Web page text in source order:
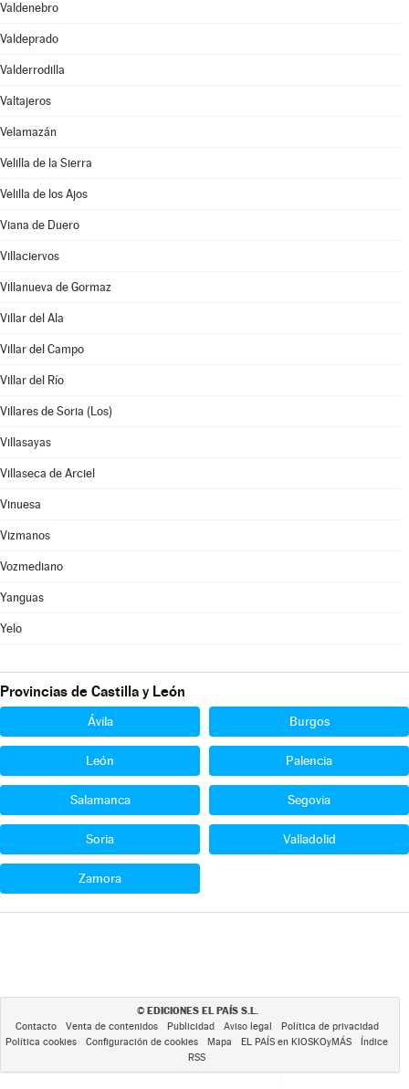
Valdenebro
Valdeprado
Valderrodilla
Valtajeros
Velamazán
Velilla de la Sierra
Velilla de los Ajos
Viana de Duero
Villaciervos
Villanueva de Gormaz
Villar del Ala
Villar del Campo
Villar del Río
Villares de Soria (Los)
Villasayas
Villaseca de Arciel
Vinuesa
Vizmanos
Vozmediano
Yanguas
Yelo
Provincias de Castilla y León
Ávila Burgos
León Palencia
Salamanca Segovia
Soria Valladolid
Zamora
© EDICIONES EL PAÍS S.L.
Contacto Venta de contenidos Publicidad Aviso legal
Política de privacidad
Política cookies
Configuración de cookies Mapa EL PAÍS en KIOSKOyMÁS
Índice
RSS